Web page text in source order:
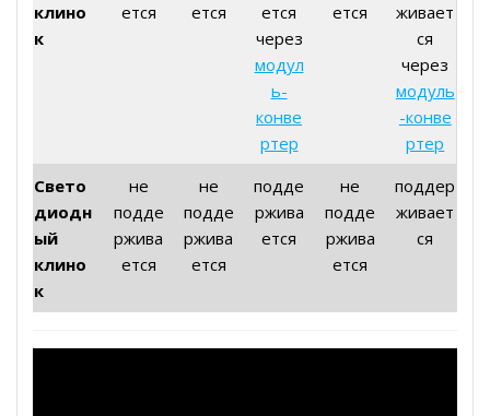
клино
к
ется
ется
ется
через
модул
ь-
конве
ртер
ется
живает
ся
через
модуль
-конве
ртер
Свето
диодн
ый
клино
к
не
подде
ржива
ется
не
подде
ржива
ется
подде
ржива
ется
не
подде
ржива
ется
поддер
живает
ся